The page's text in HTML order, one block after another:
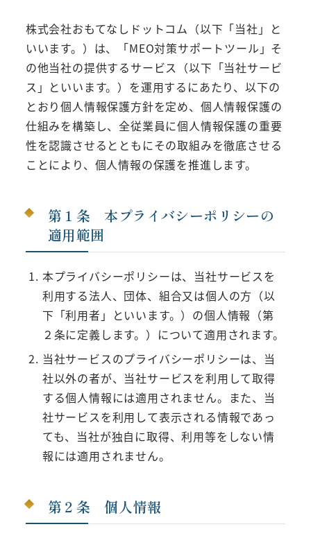
株式会社おもてなしドットコム（以下「当社」と
いいます。）は、「MEO対策サポートツール」そ
の他当社の提供するサービス（以下「当社サービ
ス」といいます。）を運用するにあたり、以下の
とおり個人情報保護方針を定め、個人情報保護の
仕組みを構築し、全従業員に個人情報保護の重要
性を認識させるとともにその取組みを徹底させる
ことにより、個人情報の保護を推進します。
第１条 本プライバシーポリシーの
適用範囲
本プライバシーポリシーは、当社サービスを
利用する法人、団体、組合又は個人の方（以
下「利用者」といいます。）の個人情報（第
２条に定義します。）について適用されます。
当社サービスのプライバシーポリシーは、当
社以外の者が、当社サービスを利用して取得
する個人情報には適用されません。また、当
社サービスを利用して表示される情報であっ
ても、当社が独自に取得、利用等をしない情
報には適用されません。
第２条 個人情報